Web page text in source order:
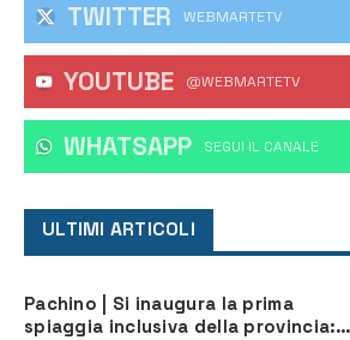
TWITTER WEBMARTETV
YOUTUBE @WEBMARTETV
WHATSAPP ‎SEGUI IL CANALE
ULTIMI ARTICOLI
Pachino | Si inaugura la prima
spiaggia inclusiva della provincia: